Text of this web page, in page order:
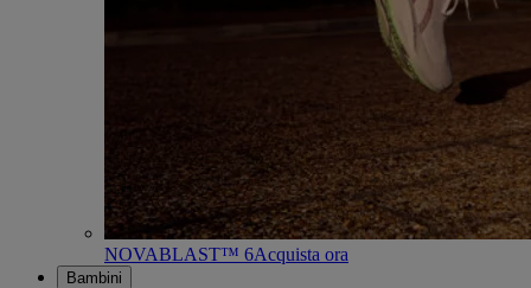
NOVABLAST™ 6Acquista ora
Bambini